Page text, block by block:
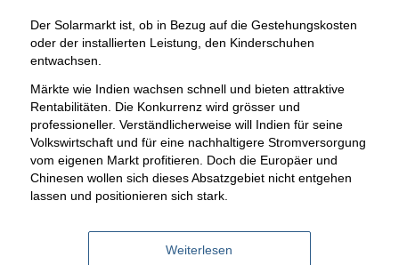
Der Solarmarkt ist, ob in Bezug auf die Gestehungskosten
oder der installierten Leistung, den Kinderschuhen
entwachsen.
Märkte wie Indien wachsen schnell und bieten attraktive
Rentabilitäten. Die Konkurrenz wird grösser und
professioneller. Verständlicherweise will Indien für seine
Volkswirtschaft und für eine nachhaltigere Stromversorgung
vom eigenen Markt profitieren. Doch die Europäer und
Chinesen wollen sich dieses Absatzgebiet nicht entgehen
lassen und positionieren sich stark.
Weiterlesen